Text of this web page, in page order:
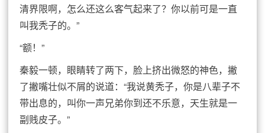
清界限啊，怎么还这么客气起来了？你以前可是一直
叫我秃子的。”
“额！”
秦毅一顿，眼睛转了两下，脸上挤出微怒的神色，撇
了撇嘴壮似不屑的说道：“我说黄秃子，你是八辈子不
带出息的，叫你一声兄弟你到还不乐意，天生就是一
副贱皮子。”